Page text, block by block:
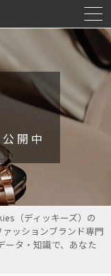
開中
（ディッキーズ）の
ッションブランド専門
ータ・知識で、あなた